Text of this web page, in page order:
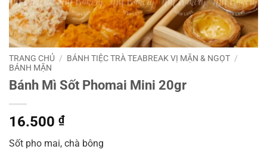
TRANG CHỦ / BÁNH TIỆC TRÀ TEABREAK VỊ MẶN & NGỌT /
BÁNH MẶN
Bánh Mì Sốt Phomai Mini 20gr
16.500 ₫
Sốt pho mai, chà bông